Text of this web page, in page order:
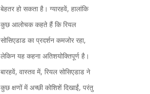
बेहतर हो सकता है। ग्यारहवें, हालांकि
कुछ आलोचक कहते हैं कि रियल
सोसिएडाड का प्रदर्शन कमजोर रहा,
लेकिन यह कहना अतिशयोक्तिपूर्ण है।
बारहवें, वास्तव में, रियल सोसिएडाड ने
कुछ क्षणों में अच्छी कोशिशें दिखाईं, परंतु